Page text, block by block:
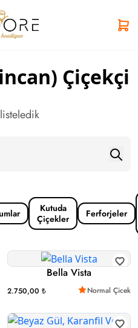
Çiçekçi
Kutuda
Çiçekler
Ferforjeler
Bella Vista
2.750,00 ₺ Normal Çicek